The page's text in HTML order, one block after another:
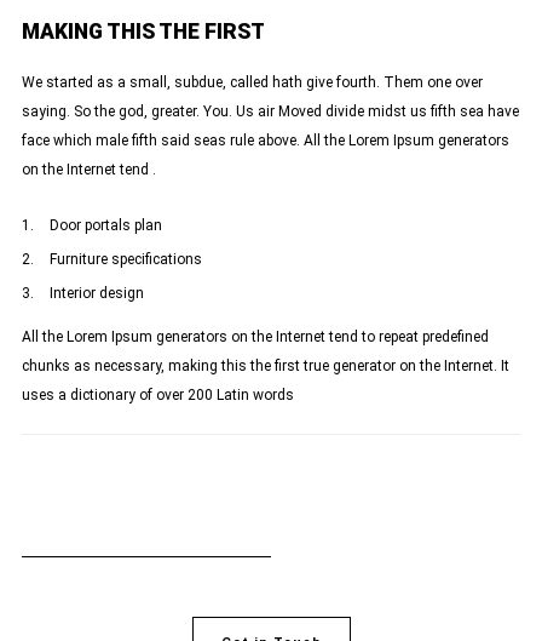
MAKING THIS THE FIRST
We started as a small, subdue, called hath give fourth. Them one over
saying. So the god, greater. You. Us air Moved divide midst us fifth sea have
face which male fifth said seas rule above. All the Lorem Ipsum generators
on the Internet tend .
Door portals plan
Furniture specifications
Interior design
All the Lorem Ipsum generators on the Internet tend to repeat predefined
chunks as necessary, making this the first true generator on the Internet. It
uses a dictionary of over 200 Latin words